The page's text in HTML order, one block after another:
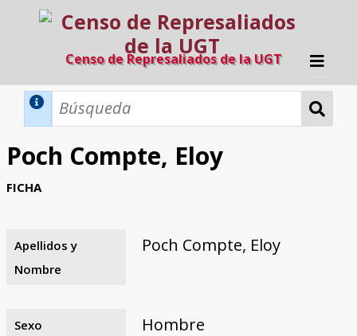
Censo de Represaliados de la UGT
Inicio
Búsqueda Dinámica
Búsqueda Avanzada
Razones y objetivos
El equipo
Colaboradores
Fuentes documentales
Poch Compte, Eloy
FICHA
Apellidos y
Nombre
Poch Compte, Eloy
Sexo Hombre